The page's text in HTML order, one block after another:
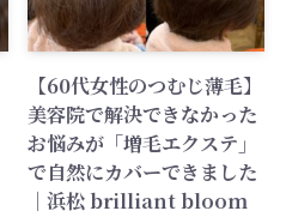
【60代女性のつむじ薄毛】
美容院で解決できなかった
お悩みが「増毛エクステ」
で自然にカバーできました
｜浜松 brilliant bloom